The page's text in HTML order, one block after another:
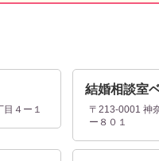
４ー１
結婚相談室
〒213-0001 神
ー８０１